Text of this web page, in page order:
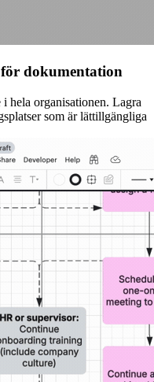
dokumentation
hela organisationen. Lagra
som är lättillgängliga